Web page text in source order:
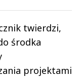
twierdzi,
środka
projektami